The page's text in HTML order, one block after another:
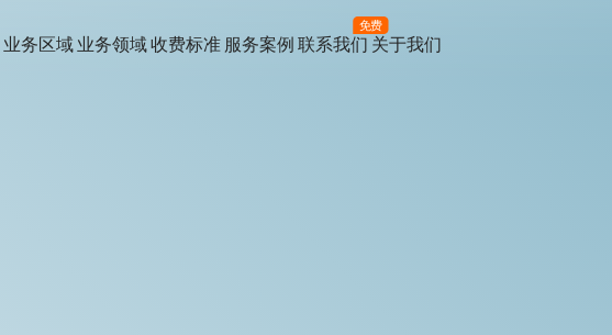
业务区域 业务领域收费标准 服务案例 联系我们
免费
关于我们